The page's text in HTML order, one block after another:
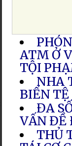
ATM Ở
TỘI
NHA
BIỂN
ĐA
VẤN
THỦ